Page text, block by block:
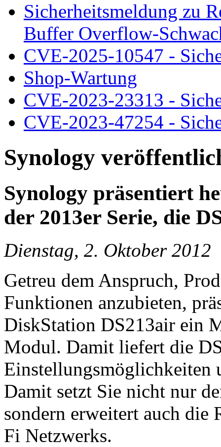
Sicherheitsmeldung zu
Buffer Overflow-
CVE-2025-10547 -
Shop-Wartung
CVE-2023-23313 -
CVE-2023-47254 -
Synology
Synology präsentiert
der 2013er Serie, die
Dienstag, 2. Oktober 2012
Getreu dem Anspruch,
Funktionen anzubieten,
DiskStation DS213air ein
Modul. Damit liefert die
Damit setzt Sie nicht nur
sondern erweitert auch die
Fi Netzwerks.